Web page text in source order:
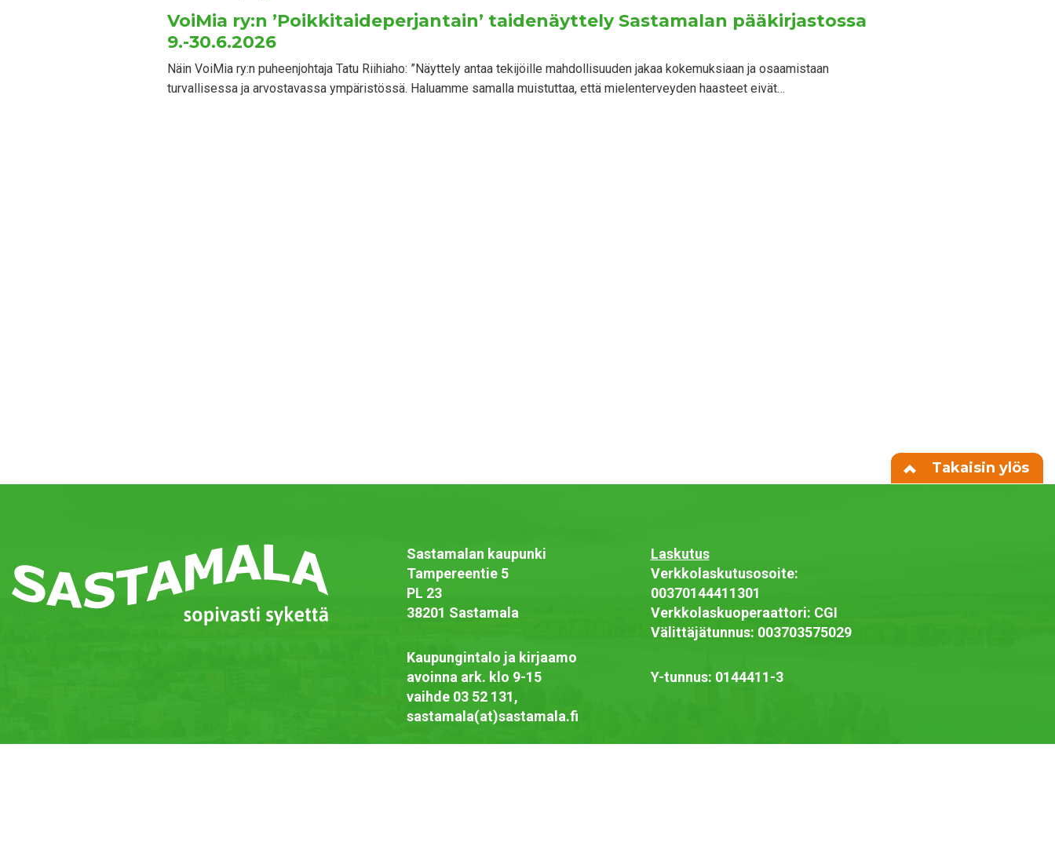
VoiMia ry:n ’Poikkitaideperjantain’ taidenäyttely Sastamalan pääkirjastossa
9.-30.6.2026
Näin VoiMia ry:n puheenjohtaja Tatu Riihiaho: ”Näyttely antaa tekijöille mahdollisuuden jakaa kokemuksiaan ja osaamistaan
turvallisessa ja arvostavassa ympäristössä. Haluamme samalla muistuttaa, että mielenterveyden haasteet eivät…
Takaisin ylös
Sastamalan kaupunki
Tampereentie 5
PL 23
38201 Sastamala
Kaupungintalo ja kirjaamo
avoinna ark. klo 9-15
vaihde 03 52 131,
sastamala(at)sastamala.fi
Laskutus
Verkkolaskutusosoite:
00370144411301
Verkkolaskuoperaattori: CGI
Välittäjätunnus: 003703575029
Y-tunnus: 0144411-3